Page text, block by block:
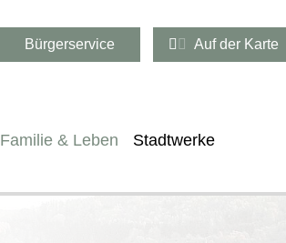
Bürgerservice Auf der Karte
Familie & Leben Stadtwerke